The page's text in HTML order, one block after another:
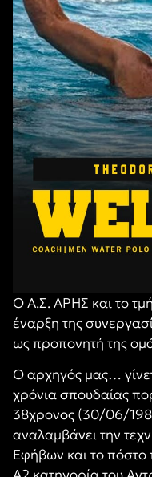
Ο Α.Σ. ΑΡΗΣ και το
έναρξη της
ως προπονητή της
Ο αρχηγός μας…
χρόνια σπουδαίας
38χρονος (30/06/
αναλαμβάνει την
Εφήβων και το πόστο